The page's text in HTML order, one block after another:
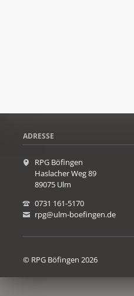
ADRESSE
RPG Böfingen
Haslacher Weg 89
89075 Ulm
0731 161-5170
rpg@ulm-boefingen.de
© RPG Böfingen 2026